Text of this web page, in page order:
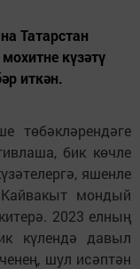
Татарстан
күзәтү
иткән.
төбәкләрендәге
бик көчле
яшенле
мондый
2023 елның
күлендә давыл
шул исәптән